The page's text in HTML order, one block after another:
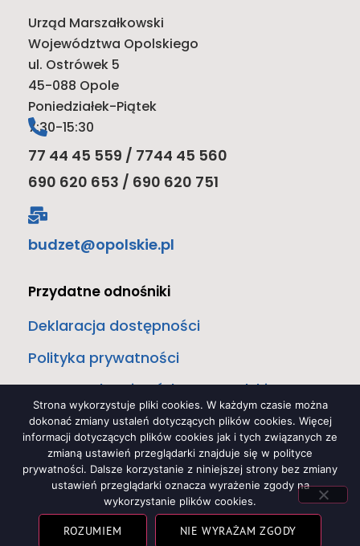
Urząd Marszałkowski
Województwa Opolskiego
ul. Ostrówek 5
45-088 Opole
Poniedziałek-Piątek
7:30-15:30
77 44 45 559 / 7744 45 560
690 620 653 / 690 620 751
budzet@opolskie.pl
Przydatne odnośniki
Deklaracja dostępności
Polityka prywatności
Samorząd Województwa Opolskiego
Biura i departamenty
Załatwianie spraw w urzędzie
Zamówienia publiczne
Strona wykorzystuje pliki cookies. W każdym czasie można
dokonać zmiany ustaleń dotyczących plików cookies. Więcej
informacji dotyczących plików cookies jak i tych związanych ze
zmianą ustawień przeglądarki znajduje się w polityce
prywatności. Dalsze korzystanie z niniejszej strony bez zmiany
ustawień przeglądarki oznacza wyrażenie zgody na
wykorzystanie plików cookies.
ROZUMIEM NIE WYRAŻAM ZGODY